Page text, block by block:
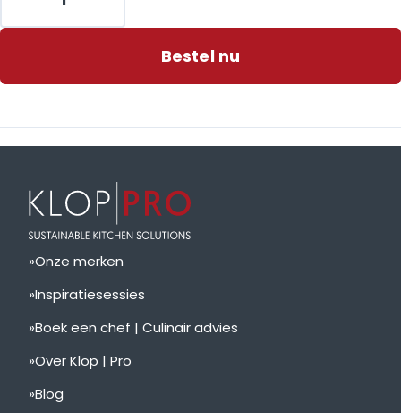
Bestel nu
Onze merken
Inspiratiesessies
Boek een chef | Culinair advies
Over Klop | Pro
Blog